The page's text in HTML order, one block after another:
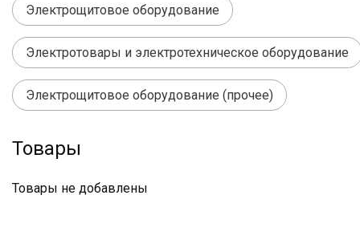
Электрощитовое оборудование
Электротовары и электротехническое оборудование
Электрощитовое оборудование (прочее)
Товары
Товары не добавлены